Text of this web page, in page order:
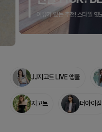
아이잗컬렉션, 베스트 아
JJ지고트 LIVE 앵콜
지고트 더아이잗